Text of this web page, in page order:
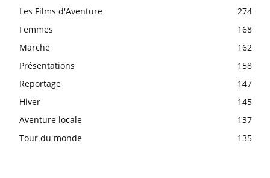
Les Films d'Aventure
274
Femmes
168
Marche
162
Présentations
158
Reportage
147
Hiver
145
Aventure locale
137
Tour du monde
135